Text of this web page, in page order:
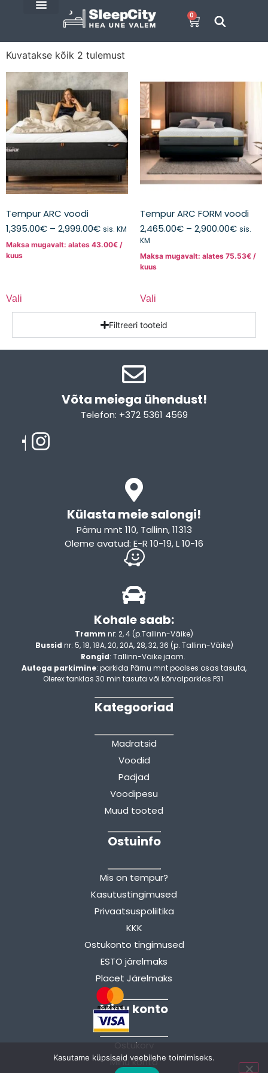
0
Kuvatakse kõik 2 tulemust
Tempur ARC voodi
1,395.00€ – 2,999.00€ sis. KM
Maksa mugavalt: alates 43.00€ /
kuus
Vali
Tempur ARC FORM voodi
2,465.00€ – 2,900.00€ sis.
KM
Maksa mugavalt: alates 75.53€ /
kuus
Vali
Filtreeri tooteid
Võta meiega ühendust!​
Telefon: +372 5361 4569
Külasta meie salongi!
Pärnu mnt 110, Tallinn, 11313
Oleme avatud: E-R 10-19, L 10-16
Kohale saab:
Tramm nr: 2, 4 (p.Tallinn-Väike)
Bussid nr: 5, 18, 18A, 20, 20A, 28, 32, 36 (p. Tallinn-Väike)
Rongid: Tallinn-Väike jaam.
Autoga parkimine: parkida Pärnu mnt poolses osas tasuta,
Olerex tanklas 30 min tasuta või kõrvalparklas P31
Kategooriad
Madratsid
Voodid
Padjad
Voodipesu
Muud tooted
Ostuinfo
Mis on tempur?
Kasutustingimused
Privaatsuspoliitika
KKK
Ostukonto tingimused
ESTO järelmaks
Placet Järelmaks
Minu konto
Ostukorv
Minu konto
Kasutame küpsiseid veebilehe toimimiseks.